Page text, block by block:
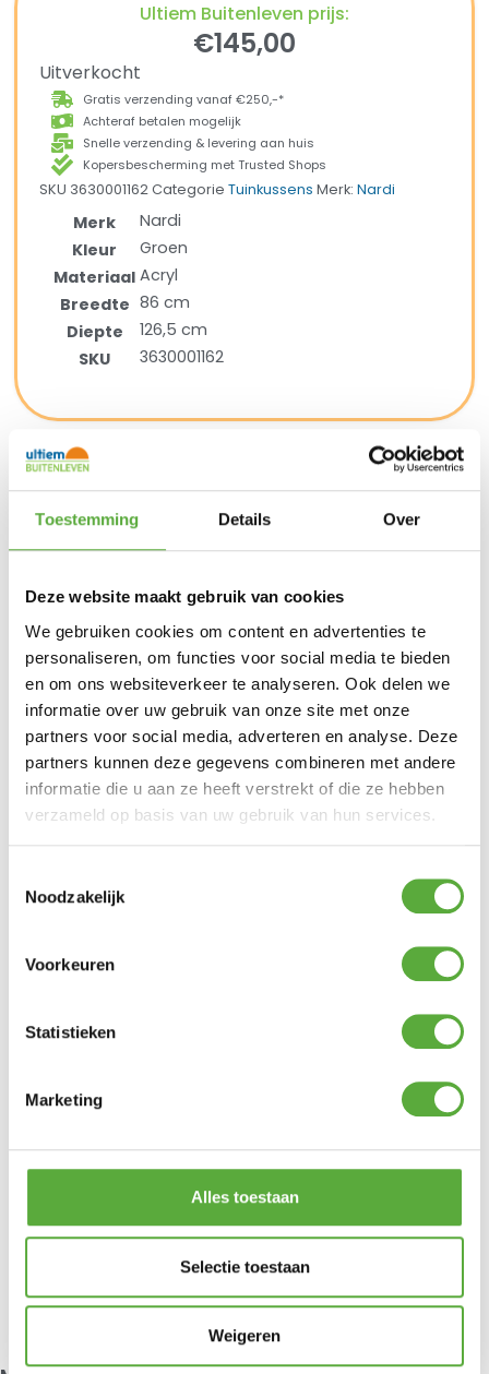
Toestemming Details Over
Deze website maakt gebruik van cookies
We gebruiken cookies om content en advertenties te
personaliseren, om functies voor social media te bieden
en om ons websiteverkeer te analyseren. Ook delen we
informatie over uw gebruik van onze site met onze
partners voor social media, adverteren en analyse. Deze
partners kunnen deze gegevens combineren met andere
informatie die u aan ze heeft verstrekt of die ze hebben
verzameld op basis van uw gebruik van hun services.
Noodzakelijk
Voorkeuren
Statistieken
Marketing
Alles toestaan
Selectie toestaan
Weigeren
Ultiem Buitenleven prijs:
€145,00
Uitverkocht
Gratis verzending vanaf €250,-*
Achteraf betalen mogelijk
Snelle verzending & levering aan huis
Kopersbescherming met Trusted Shops
SKU 3630001162Categorie Tuinkussens Merk:Nardi
Merk
Nardi
Kleur
Groen
Materiaal Acryl
Breedte 86 cm
Diepte
126,5 cm
SKU
3630001162
BIJPASSENDE ACCESSOIRES EN ALTERNATIEVE
PRODUCTEN
€179,00
Nardi Folio lounge tuinstoel – Antraciet
€ 179,00
Gratis verzending vanaf €250,-*
Achteraf betalen mogelijk
Kopersbescherming met Trusted Shops
GERELATEERDE PRODUCTEN
Kussentas Platinum AeroCover 80x80xH60cm
Madison Tuinkussen 110x48x6cm Exelsior/Primero/Balero
Hartman Lounge Zitkussen 60x60cm – Havana Jute
Hartman Lounge Zitkussen 60x60cm – Havana Sealgrey
€54,95